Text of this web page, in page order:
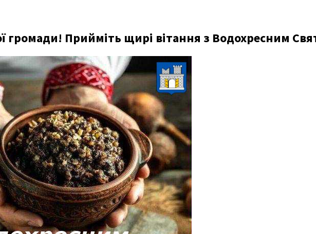
громади! Прийміть щирі вітання з Водохресним